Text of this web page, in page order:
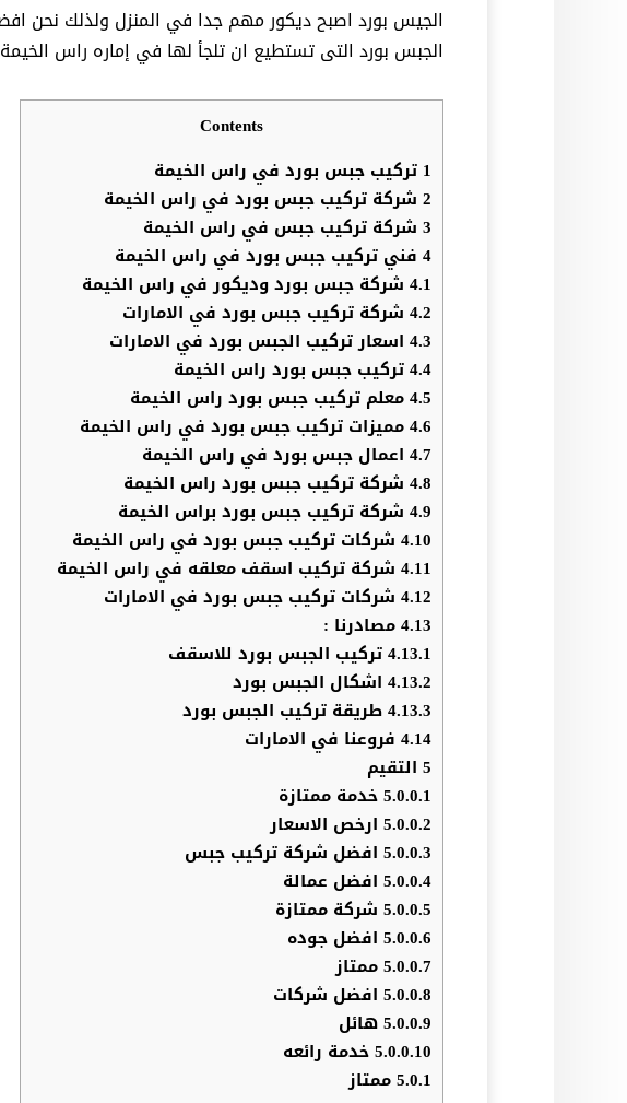
الجيس بورد اصبح ديكور مهم جدا في المنزل ولذلك نحن
الجبس بورد التى تستطيع ان تلجأ لها في إماره راس الخيمة
Contents
1 تركيب جبس بورد في راس الخيمة
2شركة تركيب جبس بورد في راس الخيمة
3شركة تركيب جبس في راس الخيمة
4فني تركيب جبس بورد في راس الخيمة
4.1شركة جبس بورد وديكور في راس الخيمة
4.2شركة تركيب جبس بورد في الامارات
4.3اسعار تركيب الجبس بورد في الامارات
4.4تركيب جبس بورد راس الخيمة
4.5معلم تركيب جبس بورد راس الخيمة
4.6مميزات تركيب جبس بورد في راس الخيمة
4.7اعمال جبس بورد في راس الخيمة
4.8شركة تركيب جبس بورد راس الخيمة
4.9شركة تركيب جبس بورد براس الخيمة
4.10شركات تركيب جبس بورد في راس الخيمة
4.11شركة تركيب اسقف معلقه في راس الخيمة
4.12شركات تركيب جبس بورد في الامارات
4.13مصادرنا :
4.13.1تركيب الجبس بورد للاسقف
4.13.2اشكال الجبس بورد
4.13.3طريقة تركيب الجبس بورد
4.14فروعنا في الامارات
5التقيم
5.0.0.1خدمة ممتازة
5.0.0.2ارخص الاسعار
5.0.0.3افضل شركة تركيب جبس
5.0.0.4افضل عمالة
5.0.0.5شركة ممتازة
5.0.0.6افضل جوده
5.0.0.7ممتاز
5.0.0.8افضل شركات
5.0.0.9هائل
5.0.0.10خدمة رائعه
5.0.1ممتاز